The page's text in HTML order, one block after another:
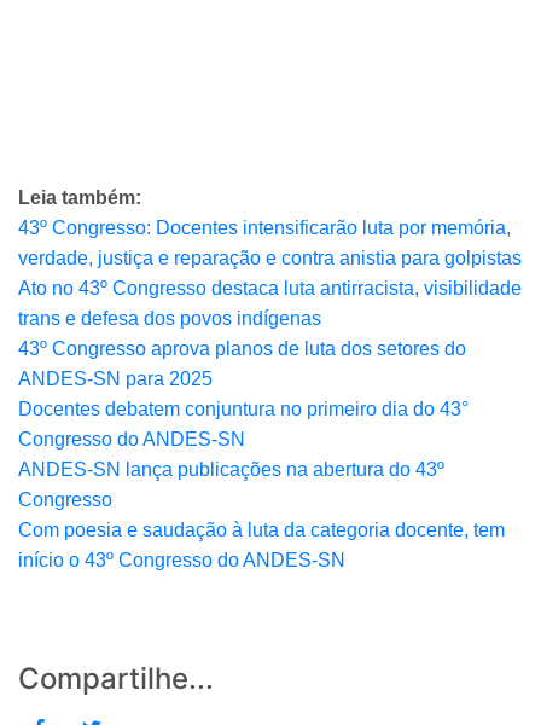
Leia também:
43º Congresso: Docentes intensificarão luta por memória,
verdade, justiça e reparação e contra anistia para golpistas
Ato no 43º Congresso destaca luta antirracista, visibilidade
trans e defesa dos povos indígenas
43º Congresso aprova planos de luta dos setores do
ANDES-SN para 2025
Docentes debatem conjuntura no primeiro dia do 43°
Congresso do ANDES-SN
ANDES-SN lança publicações na abertura do 43º
Congresso
Com poesia e saudação à luta da categoria docente, tem
início o 43º Congresso do ANDES-SN
Compartilhe...